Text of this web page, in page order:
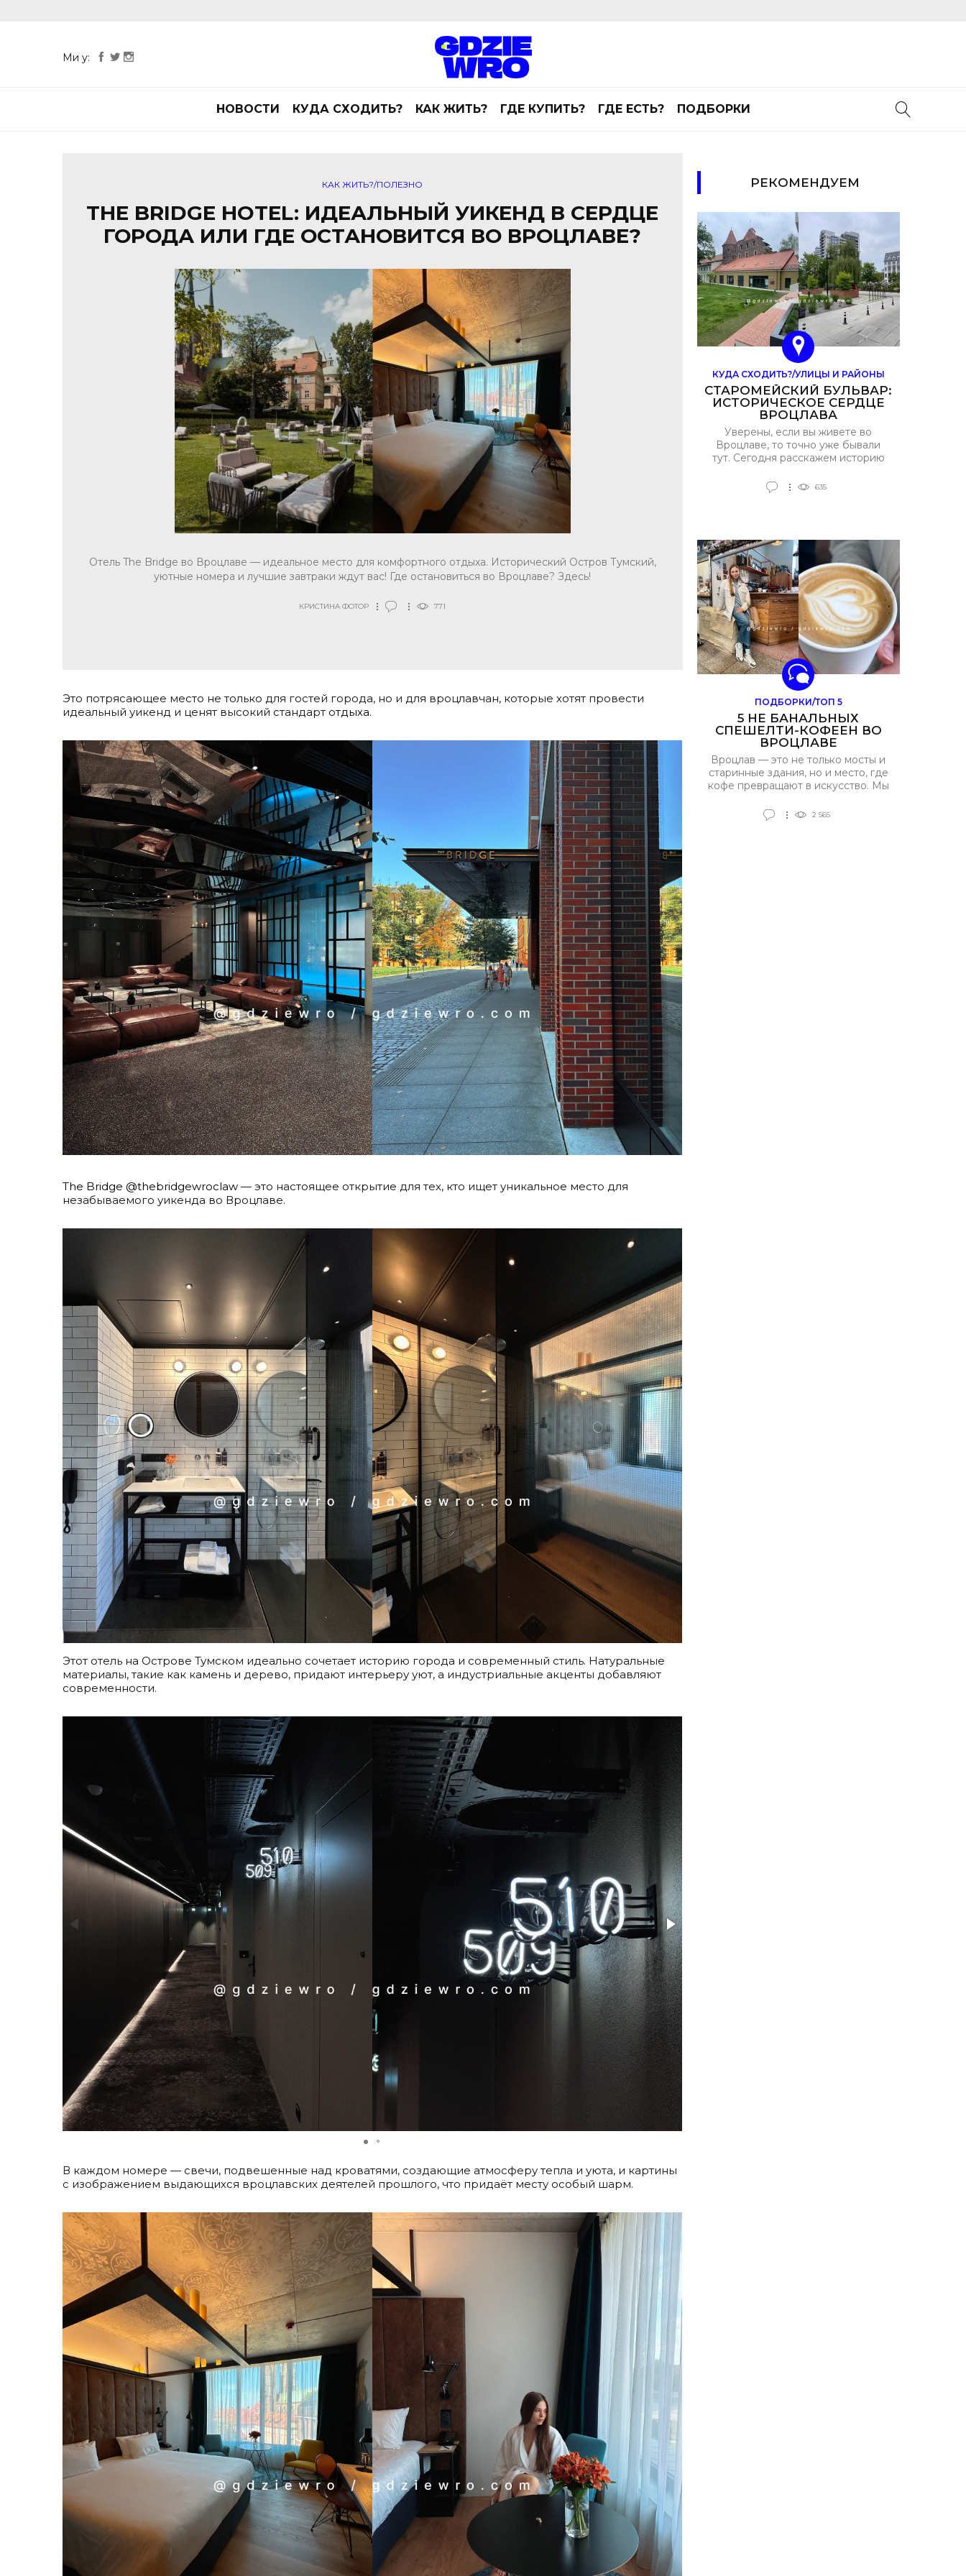
Ми у:
НОВОСТИ КУДА СХОДИТЬ? КАК ЖИТЬ? ГДЕ КУПИТЬ? ГДЕ ЕСТЬ? ПОДБОРКИ
КАК ЖИТЬ?/ПОЛЕЗНО
THE BRIDGE HOTEL: ИДЕАЛЬНЫЙ УИКЕНД В СЕРДЦЕ
ГОРОДА ИЛИ ГДЕ ОСТАНОВИТСЯ ВО ВРОЦЛАВЕ?
Отель The Bridge во Вроцлаве — идеальное место для комфортного отдыха. Исторический Остров Тумский,
уютные номера и лучшие завтраки ждут вас! Где остановиться во Вроцлаве? Здесь!
КРИСТИНА ФОТОР 771
Это потрясающее место не только для гостей города, но и для вроцлавчан, которые хотят провести
идеальный уикенд и ценят высокий стандарт отдыха.
The Bridge @thebridgewroclaw — это настоящее открытие для тех, кто ищет уникальное место для
незабываемого уикенда во Вроцлаве.
Этот отель на Острове Тумском идеально сочетает историю города и современный стиль. Натуральные
материалы, такие как камень и дерево, придают интерьеру уют, а индустриальные акценты добавляют
современности.
В каждом номере — свечи, подвешенные над кроватями, создающие атмосферу тепла и уюта, и картины
с изображением выдающихся вроцлавских деятелей прошлого, что придаёт месту особый шарм.
РЕКОМЕНДУЕМ
КУДА СХОДИТЬ?/УЛИЦЫ И РАЙОНЫ
СТАРОМЕЙСКИЙ БУЛЬВАР:
ИСТОРИЧЕСКОЕ СЕРДЦЕ
ВРОЦЛАВА
Уверены, если вы живете во
Вроцлаве, то точно уже бывали
тут. Сегодня расскажем историю
где каждый камень дышит
древностью. Этот бульвар — не
здесь возвели первые
оборонительные стены. Тогда они
защищали город от вторжений, а
сегодня стали живым
напоминанием о том, как много
пережил Вроцлав.
635
ПОДБОРКИ/ТОП 5
5 НЕ БАНАЛЬНЫХ
СПЕШЕЛТИ-КОФЕЕН ВО
ВРОЦЛАВЕ
Вроцлав — это не только мосты и
старинные здания, но и место, где
кофе превращают в искусство. Мы
спешелти-кофеен, которые
ломают стереотипы. Забудьте о
2 565